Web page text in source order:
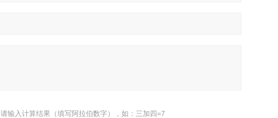
请输入计算结果（填写阿拉伯数字），如：三加四=7